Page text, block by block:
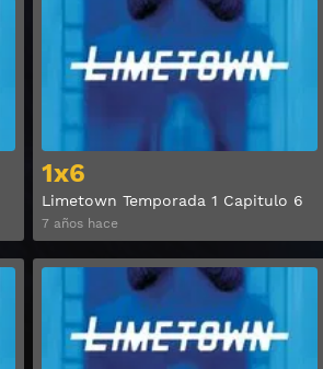
1x6
Limetown Temporada 1 Capitulo 6
7 años hace